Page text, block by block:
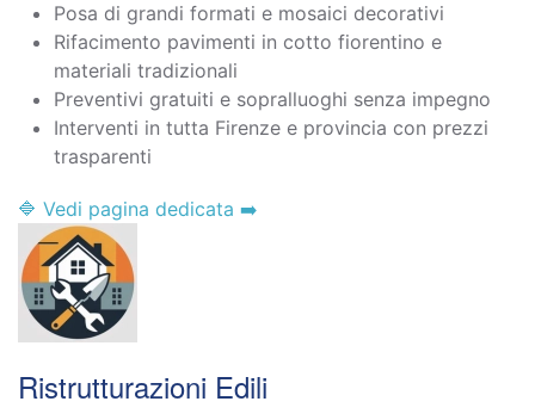
Posa di grandi formati e mosaici decorativi
Rifacimento pavimenti in cotto fiorentino e
materiali tradizionali
Preventivi gratuiti e sopralluoghi senza impegno
Interventi in tutta Firenze e provincia con prezzi
trasparenti
🔷 Vedi pagina dedicata ➡️
Ristrutturazioni Edili